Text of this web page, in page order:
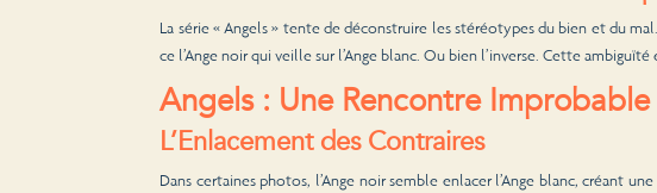
La série « Angels » tente de déconstruire les stéréotypes du bien et du
ce l’Ange noir qui veille sur l’Ange blanc. Ou bien l’inverse. Cette
Angels : Une Rencontre Improbable
L’Enlacement des Contraires
Dans certaines photos, l’Ange noir semble enlacer l’Ange blanc, créant